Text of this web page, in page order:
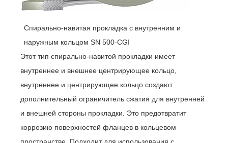
Спирально-навитая прокладка с внутренним и
наружным кольцом SN 500-CGI
Этот тип спирально-навитой прокладки имеет
внутреннее и внешнее центрирующее кольцо,
внутреннее и центрирующее кольцо создают
дополнительный ограничитель сжатия для внутренней
и внешней стороны прокладки. Это предотвратит
коррозию поверхностей фланцев в кольцевом